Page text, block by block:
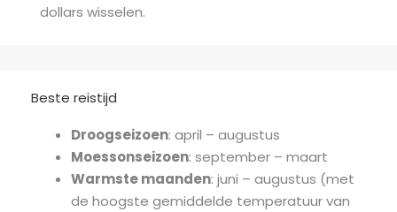
dollars wisselen.
Beste reistijd
Droogseizoen: april – augustus
Moessonseizoen: september – maart
Warmste maanden: juni – augustus (met
de hoogste gemiddelde temperatuur van